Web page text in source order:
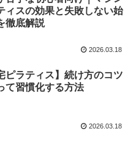
ィスの効果と失敗しない始
徹底解説
2026.03.18
ピラティス】続け方のコツ
て習慣化する方法
2026.03.18